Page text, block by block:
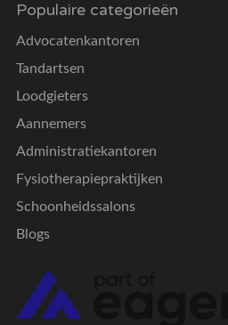
Populaire categorieën
Advocatenkantoren
Tandartsen
Loodgieters
Aannemers
Administratiekantoren
Fysiotherapiepraktijken
Schoonheidssalons
Blogs